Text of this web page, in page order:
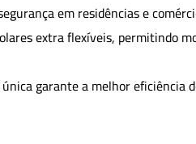
em residências e
extra flexíveis, permitindo
garante a melhor eficiência